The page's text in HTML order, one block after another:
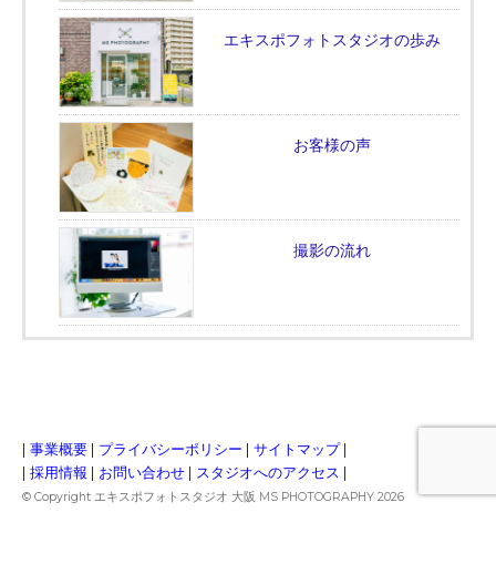
エキスポフォトスタジオの歩み
お客様の声
撮影の流れ
| 事業概要 | プライバシーポリシー | サイトマップ|
| 採用情報 | お問い合わせ | スタジオへのアクセス |
© Copyright エキスポフォトスタジオ 大阪 MS PHOTOGRAPHY 2026